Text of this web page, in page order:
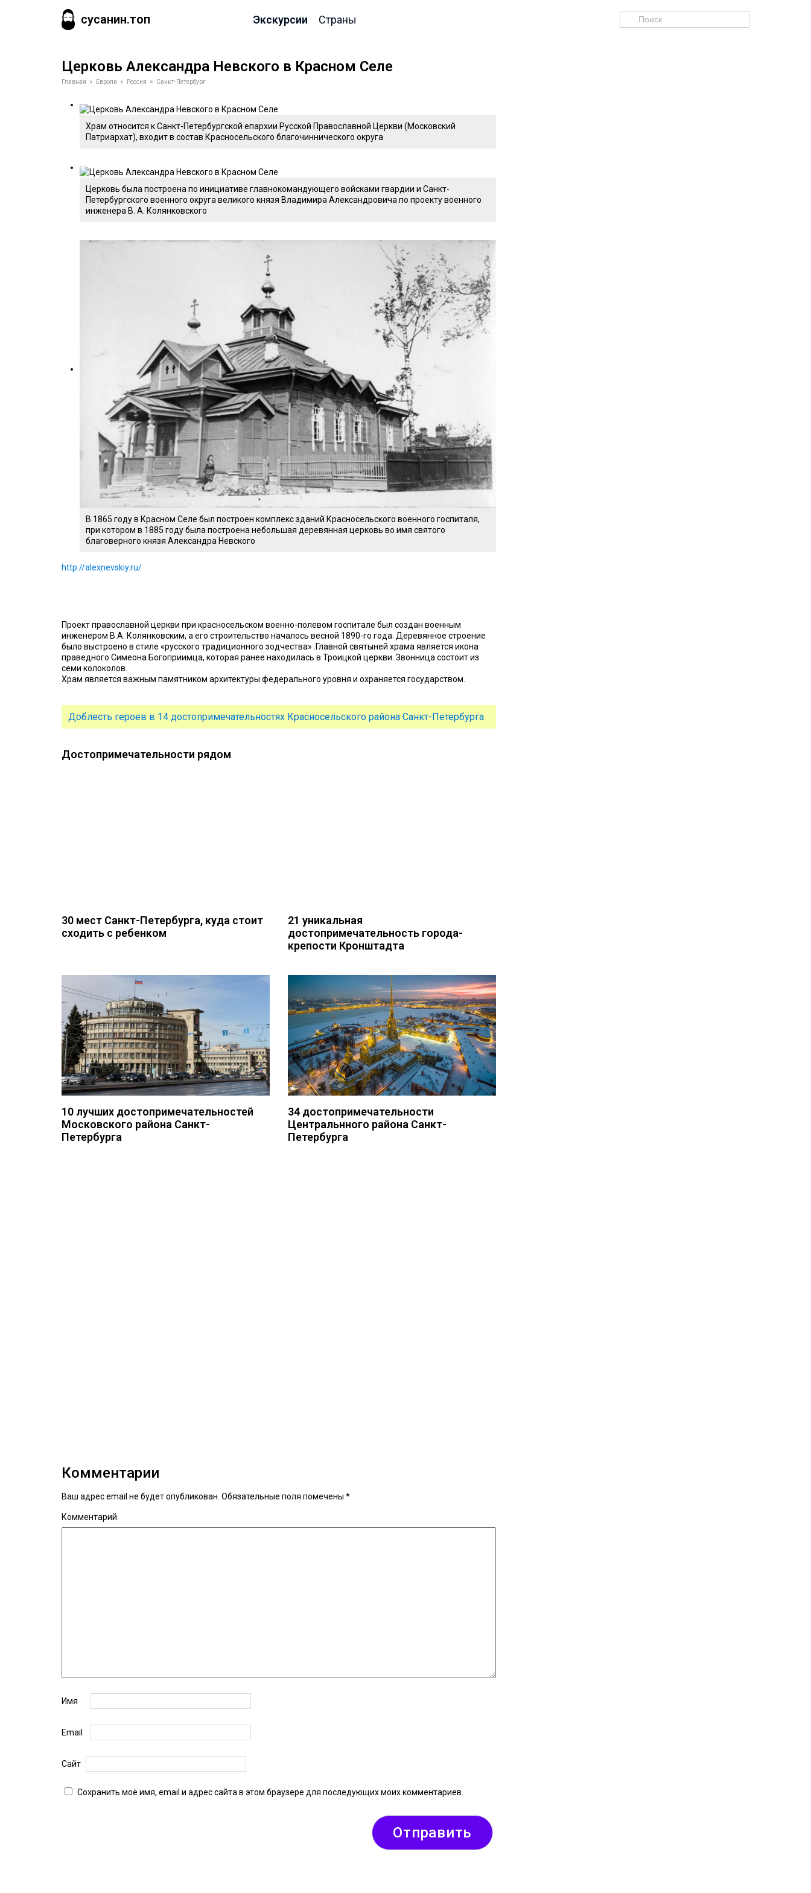
сусанин.топ Экскурсии Страны
Церковь Александра Невского в Красном Селе
Главная > Европа > Россия > Санкт-Петербург
Храм относится к Санкт-Петербургской епархии Русской Православной Церкви (Московский
Патриархат), входит в состав Красносельского благочиннического округа
Церковь была построена по инициативе главнокомандующего войсками гвардии и Санкт-
Петербургского военного округа великого князя Владимира Александровича по проекту военного
инженера В. А. Колянковского
В 1865 году в Красном Селе был построен комплекс зданий Красносельского военного госпиталя,
при котором в 1885 году была построена небольшая деревянная церковь во имя святого
благоверного князя Александра Невского
http://alexnevskiy.ru/
Проект православной церкви при красносельском военно-полевом госпитале был создан военным
инженером В.А. Колянковским, а его строительство началось весной 1890-го года. Деревянное строение
было выстроено в стиле «русского традиционного зодчества» .Главной святыней храма является икона
праведного Симеона Богоприимца, которая ранее находилась в Троицкой церкви. Звонница состоит из
семи колоколов.
Храм является важным памятником архитектуры федерального уровня и охраняется государством.
Доблесть героев в 14 достопримечательностях Красносельского района Санкт-Петербурга
Достопримечательности рядом
30 мест Санкт-Петербурга, куда стоит
сходить с ребенком
21 уникальная
достопримечательность города-
крепости Кронштадта
10 лучших достопримечательностей
Московского района Санкт-
Петербурга
34 достопримечательности
Центральнного района Санкт-
Петербурга
Комментарии
Ваш адрес email не будет опубликован. Обязательные поля помечены *
Комментарий
Имя
Email
Сайт
Сохранить моё имя, email и адрес сайта в этом браузере для последующих моих комментариев.